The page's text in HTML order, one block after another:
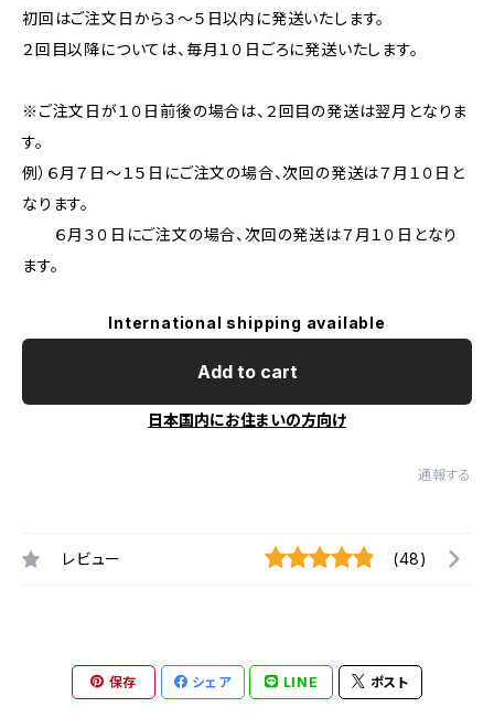
初回はご注文日から３～５日以内に発送いたします。
２回目以降については、毎月１０日ごろに発送いたします。
※ご注文日が１０日前後の場合は、２回目の発送は翌月となりま
す。
例）６月７日～１５日にご注文の場合、次回の発送は７月１０日と
なります。
６月３０日にご注文の場合、次回の発送は７月１０日となり
ます。
International shipping available
Add to cart
日本国内にお住まいの方向け
通報する
レビュー (48)
保存 シェア LINE ポスト